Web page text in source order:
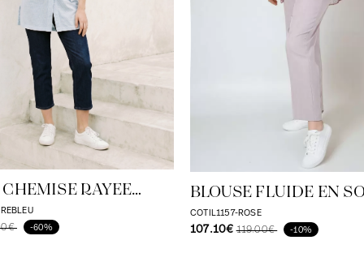
RAYEE
AU DOS
-60%
BLOUSE FLUIDE EN
VISCOSE IMPRIMÉE.
COTIL1157-ROSE
107.10€ 119.00€ -10%